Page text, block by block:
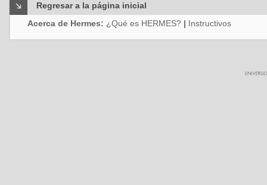
Regresar a la página inicial
Acerca de Hermes: ¿Qué es HERMES? | Instructivos